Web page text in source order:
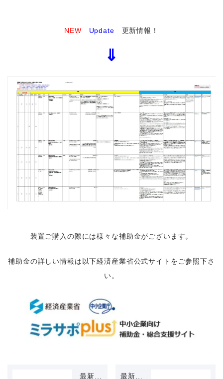
NEW Update 更新情報！
⇓
装置ご購入の際には様々な補助金がございます。
補助金の詳しい情報は以下経済産業省公式サイトをご参照下さ
い。